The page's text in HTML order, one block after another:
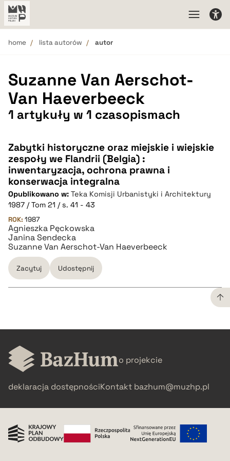
home lista autorów autor
Suzanne Van Aerschot-
Van Haeverbeeck
1 artykuły w 1 czasopismach
Zabytki historyczne oraz miejskie i wiejskie
zespoły we Flandrii (Belgia) :
inwentaryzacja, ochrona prawna i
konserwacja integralna
Opublikowano w: Teka Komisji Urbanistyki i Architektury
1987 / Tom 21 / s. 41 - 43
ROK: 1987
Agnieszka Pęckowska
Janina Sendecka
Suzanne Van Aerschot-Van Haeverbeeck
Zacytuj Udostępnij
pobierz cytat
BIBTEX
pobierz cytat
o projekcie
deklaracja dostępnościKontakt bazhum@muzhp.pl